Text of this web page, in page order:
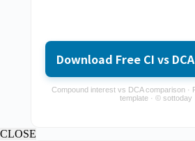
Download Free CI vs
Compound interest vs DCA comparison ·
template · © sottoday
CLOSE